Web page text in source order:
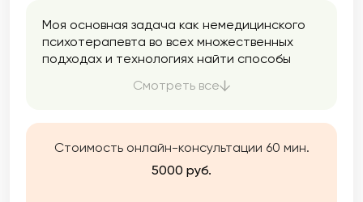
Моя основная задача как немедицинского
психотерапевта во всех множественных
подходах и технологиях найти способы
Вам внести изменения в свою жизнь в
оптимальные методы в зависимости от
запроса клиента — консультации,
психотерапевтические подходы,
Смотреть все
Стоимость онлайн-консультации 60 мин.
5000 руб.